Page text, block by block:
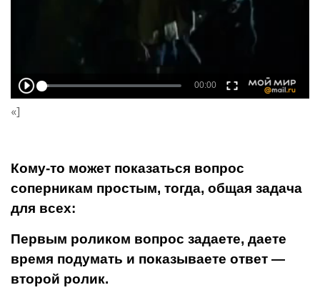
«]
Кому-то может показаться вопрос
соперникам простым, тогда, общая задача
для всех:
Первым роликом вопрос задаете, даете
время подумать и показываете ответ —
второй ролик.